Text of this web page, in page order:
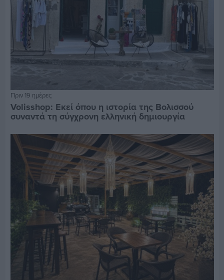
Πριν 19 ημέρες
Volisshop: Εκεί όπου η ιστορία της Βολισσού
συναντά τη σύγχρονη ελληνική δημιουργία